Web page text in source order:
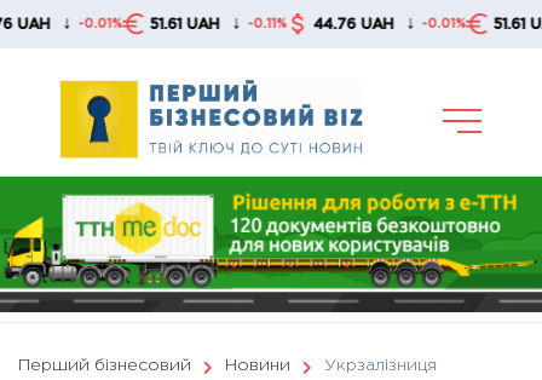
Skip
51.61 UAH ↓ -0.11% 44.76 UAH ↓ -0.01% 51.61 UAH ↓ -0.11%
Перший бізнесовий Новини Укрзалізниця